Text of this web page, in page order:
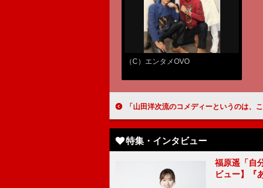
（C）エンタメOVO
「山田洋次流のコメディーというのは、こういうもんだよ」というのが、とても面白かった 『こんにちは、母さん
特集・インタビュー
福原遥「自
ビュー】『